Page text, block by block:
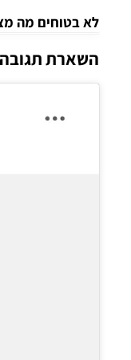
לא בטוחים מה
השארת תגובה